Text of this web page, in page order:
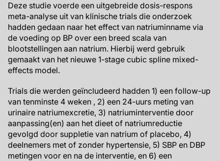
Deze studie voerde een uitgebreide dosis-respons
meta-analyse uit van klinische trials die onderzoek
hadden gedaan naar het effect van natriuminname via
de voeding op BP over een breed scala van
blootstellingen aan natrium. Hierbij werd gebruik
gemaakt van het nieuwe 1-stage cubic spline mixed-
effects model.
Trials die werden geïncludeerd hadden 1) een follow-up
van tenminste 4 weken , 2) een 24-uurs meting van
urinaire natriumexcretie, 3) natriuminterventie door
aanpassing(en) aan het dieet of natriumreductie
gevolgd door suppletie van natrium of placebo, 4)
deelnemers met of zonder hypertensie, 5) SBP en DBP
metingen voor en na de interventie, en 6) een